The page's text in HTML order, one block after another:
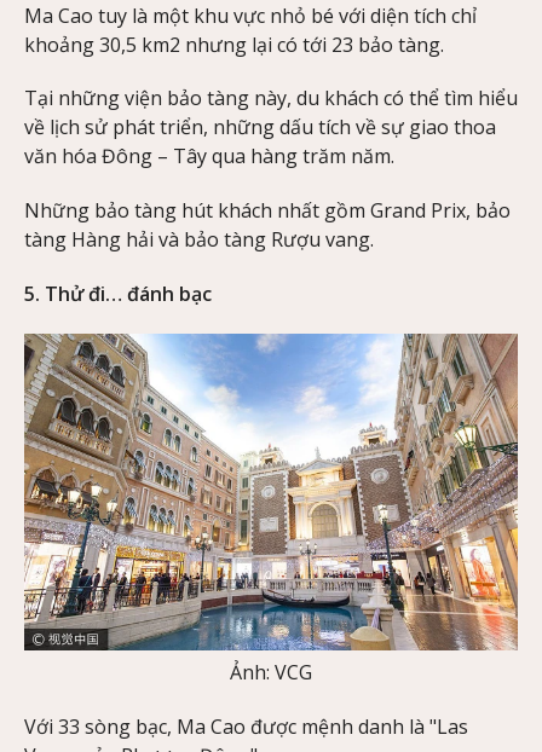
Ma Cao tuy là một khu vực nhỏ bé với diện tích chỉ
khoảng 30,5 km2 nhưng lại có tới 23 bảo tàng.
Tại những viện bảo tàng này, du khách có thể tìm hiểu
về lịch sử phát triển, những dấu tích về sự giao thoa
văn hóa Đông – Tây qua hàng trăm năm.
Những bảo tàng hút khách nhất gồm Grand Prix, bảo
tàng Hàng hải và bảo tàng Rượu vang.
5. Thử đi… đánh bạc
Ảnh: VCG
Với 33 sòng bạc, Ma Cao được mệnh danh là "Las